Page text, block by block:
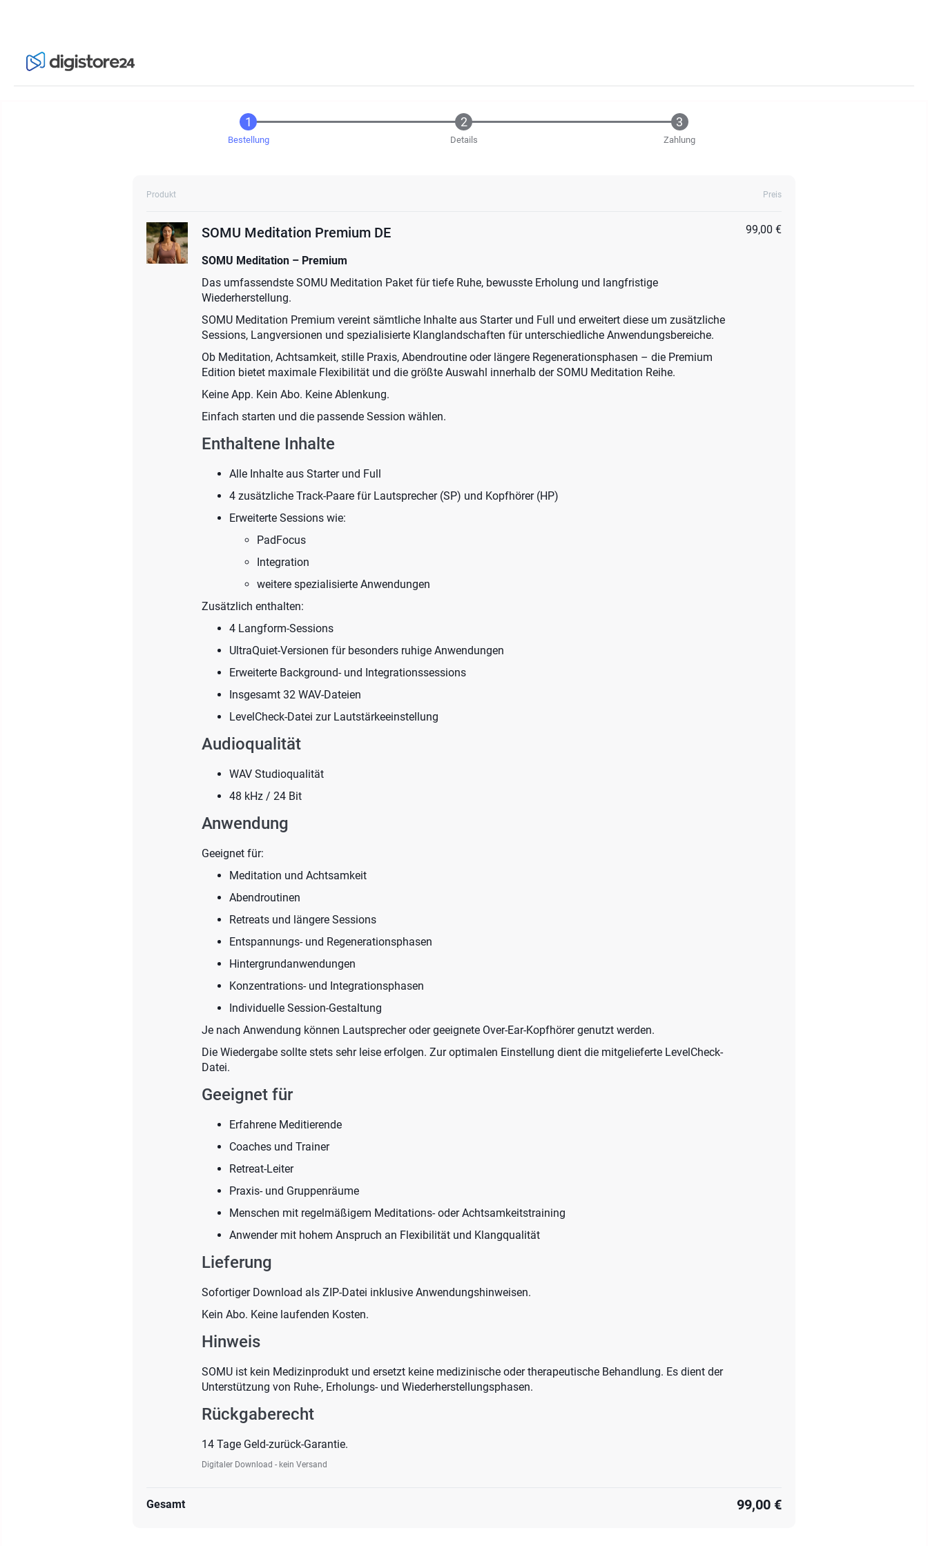
Bestellung Details Zahlung
Produkt Preis
SOMU Meditation Premium DE
SOMU Meditation – Premium
Das umfassendste SOMU Meditation Paket für tiefe Ruhe, bewusste Erholung und langfristige
Wiederherstellung.
SOMU Meditation Premium vereint sämtliche Inhalte aus Starter und Full und erweitert diese um zusätzliche
Sessions, Langversionen und spezialisierte Klanglandschaften für unterschiedliche Anwendungsbereiche.
Ob Meditation, Achtsamkeit, stille Praxis, Abendroutine oder längere Regenerationsphasen – die Premium
Edition bietet maximale Flexibilität und die größte Auswahl innerhalb der SOMU Meditation Reihe.
Keine App. Kein Abo. Keine Ablenkung.
Einfach starten und die passende Session wählen.
Enthaltene Inhalte
Alle Inhalte aus Starter und Full
4 zusätzliche Track-Paare für Lautsprecher (SP) und Kopfhörer (HP)
Erweiterte Sessions wie:
PadFocus
Integration
weitere spezialisierte Anwendungen
Zusätzlich enthalten:
4 Langform-Sessions
UltraQuiet-Versionen für besonders ruhige Anwendungen
Erweiterte Background- und Integrationssessions
Insgesamt 32 WAV-Dateien
LevelCheck-Datei zur Lautstärkeeinstellung
Audioqualität
WAV Studioqualität
48 kHz / 24 Bit
Anwendung
Geeignet für:
Meditation und Achtsamkeit
Abendroutinen
Retreats und längere Sessions
Entspannungs- und Regenerationsphasen
Hintergrundanwendungen
Konzentrations- und Integrationsphasen
Individuelle Session-Gestaltung
Je nach Anwendung können Lautsprecher oder geeignete Over-Ear-Kopfhörer genutzt werden.
Die Wiedergabe sollte stets sehr leise erfolgen. Zur optimalen Einstellung dient die mitgelieferte LevelCheck-
Datei.
Geeignet für
Erfahrene Meditierende
Coaches und Trainer
Retreat-Leiter
Praxis- und Gruppenräume
Menschen mit regelmäßigem Meditations- oder Achtsamkeitstraining
Anwender mit hohem Anspruch an Flexibilität und Klangqualität
Lieferung
Sofortiger Download als ZIP-Datei inklusive Anwendungshinweisen.
Kein Abo. Keine laufenden Kosten.
Hinweis
SOMU ist kein Medizinprodukt und ersetzt keine medizinische oder therapeutische Behandlung. Es dient der
Unterstützung von Ruhe-, Erholungs- und Wiederherstellungsphasen.
Rückgaberecht
14 Tage Geld-zurück-Garantie.
Digitaler Download - kein Versand
99,00 €
Gesamt 99,00 €